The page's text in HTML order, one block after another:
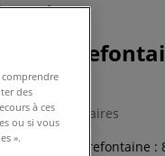
0 Commentaires
Ingres Clairefontaine :
des
à ces
ou si vous
».